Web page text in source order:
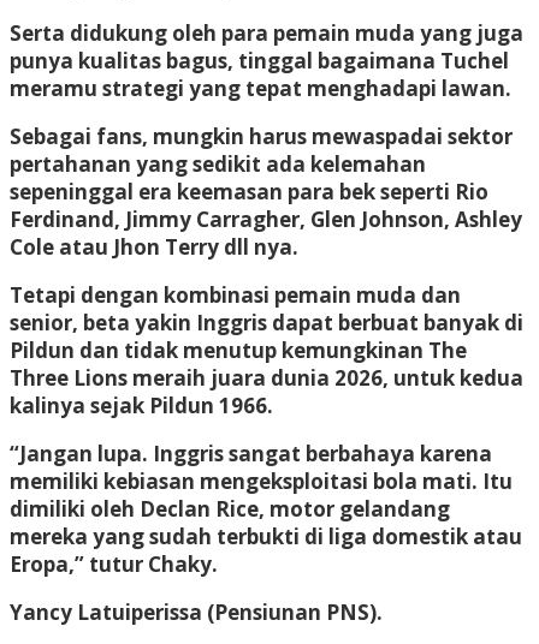
Serta didukung oleh para pemain muda yang juga
punya kualitas bagus, tinggal bagaimana Tuchel
meramu strategi yang tepat menghadapi lawan.
Sebagai fans, mungkin harus mewaspadai sektor
pertahanan yang sedikit ada kelemahan
sepeninggal era keemasan para bek seperti Rio
Ferdinand, Jimmy Carragher, Glen Johnson, Ashley
Cole atau Jhon Terry dll nya.
Tetapi dengan kombinasi pemain muda dan
senior, beta yakin Inggris dapat berbuat banyak di
Pildun dan tidak menutup kemungkinan The
Three Lions meraih juara dunia 2026, untuk kedua
kalinya sejak Pildun 1966.
“Jangan lupa. Inggris sangat berbahaya karena
memiliki kebiasan mengeksploitasi bola mati. Itu
dimiliki oleh Declan Rice, motor gelandang
mereka yang sudah terbukti di liga domestik atau
Eropa,” tutur Chaky.
Yancy Latuiperissa (Pensiunan PNS).